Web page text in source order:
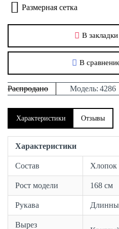
Распродано Модель: 4286
В закладки
В
Размерная сетка
Характеристики Отзывы
Характеристики
Состав Хлопок
Рост модели 168 см
Рукава
Вырез